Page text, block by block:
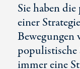
Sie haben
einer
Bewegungen
immer eine